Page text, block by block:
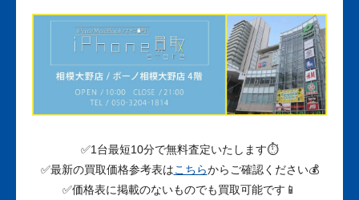
✅1台最短10分で無料査定いたします⏱
✅最新の買取価格参考表はこちらからご確認ください💰
✅価格表に掲載のないものでも買取可能です📱